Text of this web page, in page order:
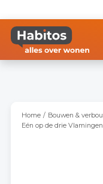
naar
inhoud
gaan
Home
Bouwen &
Eén op de drie